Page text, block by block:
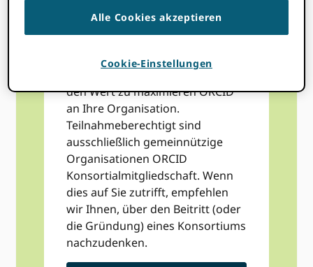
bündeln können, was zu einer
führt, die Integration in Ihre
Systeme zu beschleunigen und
den Wert zu maximieren ORCID
an Ihre Organisation.
Teilnahmeberechtigt sind
ausschließlich gemeinnützige
Organisationen ORCID
Konsortialmitgliedschaft. Wenn
dies auf Sie zutrifft, empfehlen
wir Ihnen, über den Beitritt (oder
die Gründung) eines Konsortiums
nachzudenken.
Alle Cookies akzeptieren
Cookie-Einstellungen